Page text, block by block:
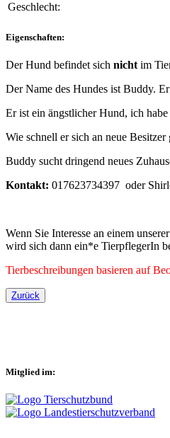
Geschlecht:
Eigenschaften:
Der Hund befindet sich nicht im
Der Name des Hundes ist Buddy.
Er ist ein ängstlicher Hund, ich
Wie schnell er sich an neue
Buddy sucht dringend neues
Kontakt: 017623734397 oder
Wenn Sie Interesse an einem
wird sich dann ein*e TierpflegerIn
Tierbeschreibungen basieren auf
Zurück
Mitglied im: